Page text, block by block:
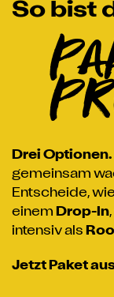
So bist
Drei Optionen.
gemeinsam
Entscheide,
einem Drop-In
intensiv als
Jetzt Paket